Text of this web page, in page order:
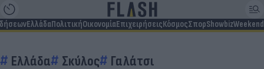
ΕλλάδαΠολιτικήΟικονομίαΕπιχειρήσειςΚόσμοςΣπορShowbizWeekend
Ελλάδα Σκύλος Γαλάτσι